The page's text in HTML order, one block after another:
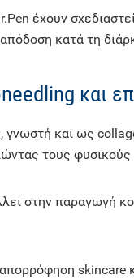
έχουν
απόδοση κατά τη
και
και ως
τους
στην παραγωγή
skincare